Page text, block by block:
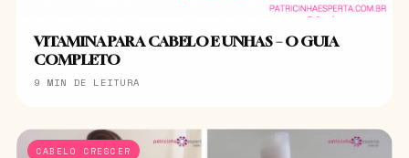
VITAMINA PARA CABELO E UNHAS – O GUIA
COMPLETO
9 MIN DE LEITURA
CABELO CRESCER